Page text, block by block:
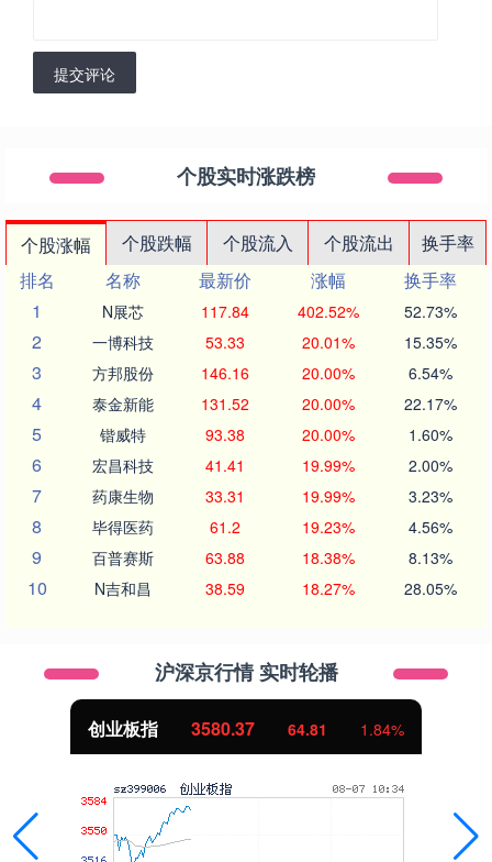
提交评论
个股实时涨跌榜
个股涨幅 个股跌幅 个股流入 个股流出
换手率
排名
名称 最新价 涨幅
换手率
1
N展芯 117.84 402.52% 52.73%
2 一博科技 53.33 20.01% 15.35%
3 方邦股份 146.16 20.00% 6.54%
4 泰金新能 131.52 20.00% 22.17%
5 锴威特 93.38 20.00% 1.60%
6 宏昌科技 41.41 19.99% 2.00%
7 药康生物 33.31 19.99% 3.23%
8 毕得医药 61.2 19.23% 4.56%
9 百普赛斯 63.88 18.38% 8.13%
10 N吉和昌 38.59 18.27% 28.05%
沪深京行情 实时轮播
创业板指 3580.37 64.81 1.84%